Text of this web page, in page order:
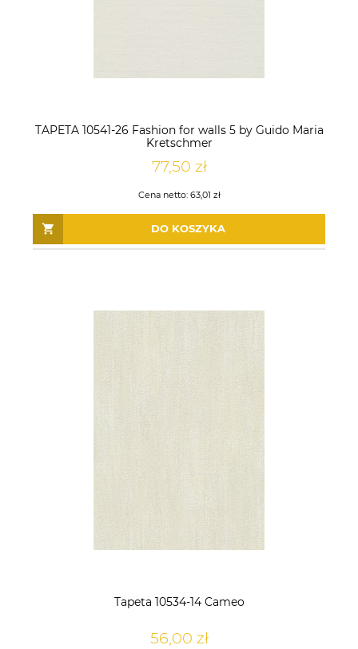
TAPETA 10541-26 Fashion for walls 5 by Guido Maria
Kretschmer
77,50 zł
Cena netto: 63,01 zł
DO KOSZYKA
Tapeta 10534-14 Cameo
56,00 zł